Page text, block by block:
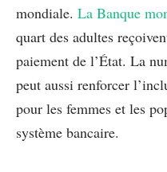
mondiale. La Banque
quart des adultes
paiement de l’État. La
peut aussi renforcer
pour les femmes et les
système bancaire.